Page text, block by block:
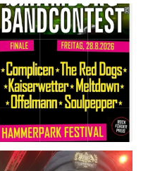
oxmoxhh
5 0
oxmoxhh